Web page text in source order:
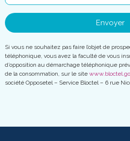
Envoyer
Si vous ne souhaitez pas faire l’objet de
téléphonique, vous avez la faculté de vous
d’opposition au démarchage téléphonique
de la consommation, sur le site
société Opposetel – Service Bloctel – 6 rue